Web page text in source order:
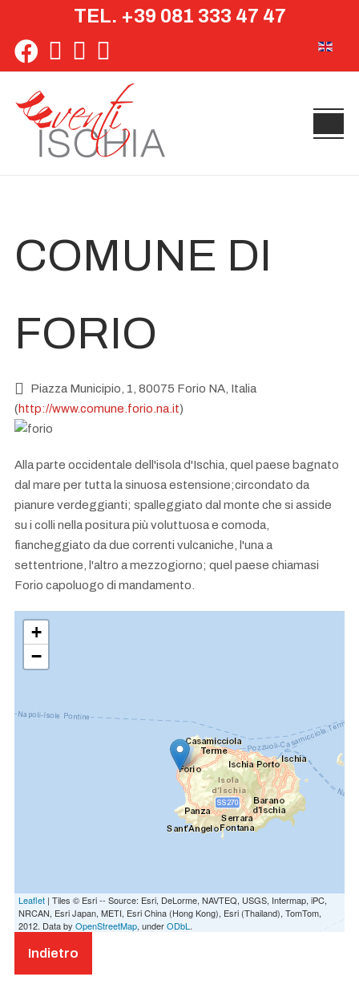
TEL. +39 081 333 47 47
COMUNE DI
FORIO
Piazza Municipio, 1, 80075 Forio NA, Italia
(http://www.comune.forio.na.it)
Alla parte occidentale dell'isola d'Ischia, quel paese bagnato
dal mare per tutta la sinuosa estensione;circondato da
pianure verdeggianti; spalleggiato dal monte che si asside
su i colli nella positura più voluttuosa e comoda,
fiancheggiato da due correnti vulcaniche, l'una a
settentrione, l'altro a mezzogiorno; quel paese chiamasi
Forio capoluogo di mandamento.
+
−
Leaflet | Tiles © Esri -- Source: Esri, DeLorme, NAVTEQ, USGS, Intermap, iPC,
NRCAN, Esri Japan, METI, Esri China (Hong Kong), Esri (Thailand), TomTom,
2012. Data by OpenStreetMap, underODbL .
Indietro